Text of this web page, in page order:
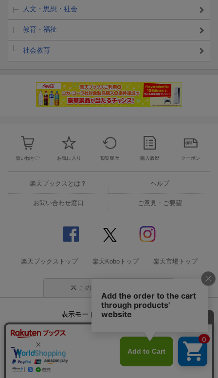
人文・思想・社会
教育・福祉
社会教育
買い物かご お気に入り 閲覧履歴 購入履歴 クーポン
楽天ブックスとは？ ヘルプ
お問い合わせ窓口 ご意見・ご要望
楽天ブックストップ 楽天Koboトップ 楽天市場トップ
このページの先頭に戻る
表示モード モバイル
企業情報 個人情報保護方針
特定商取引法に基づく表記